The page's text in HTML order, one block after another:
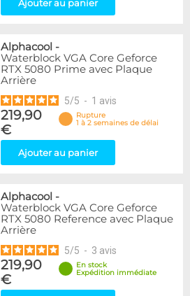
Ajouter au panier
Alphacool -
Waterblock VGA Core Geforce
RTX 5080 Prime avec Plaque
Arrière
5/5 - 1 avis
219,90
€
Rupture
1 à 2 semaines de délai
Ajouter au panier
Alphacool -
Waterblock VGA Core Geforce
RTX 5080 Reference avec Plaque
Arrière
5/5 - 3 avis
219,90
€
En stock
Expédition immédiate